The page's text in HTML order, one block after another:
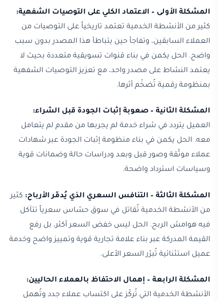
المشكلة الأولى – الاعتماد الكلي على التوصيات الشفهية:
كثير من الأنشطة الخدمية تعتمد تاريخياً على التوصيات من
العملاء السابقين، وتفاجأ حين يتباطأ هذا المصدر بدون سبب
واضح. الحل يكمن في بناء قنوات تسويقية متعددة بحيث لا
يعتمد النشاط على مصدر واحد، مع تعزيز التوصيات الشفهية
بمنظومة رقمية تُضخّم أثرها.
المشكلة الثانية – صعوبة إثبات الجودة قبل الشراء:
العميل يتردد في شراء خدمة لم يجربها من مقدم لم يتعامل
معه. الحل يكمن في بناء منظومة إثبات الجودة عبر شهادات
عملاء موثّقة وصور قبل وبعد ودراسات حالة وضمانات قوية
وسياسات استرداد واضحة.
المشكلة الثالثة – التنافس السعري الذي يُدمّر الأرباح: كثير
من الأنشطة الخدمية تُقاتل في سوق حسّاس سعرياً تتآكل
فيه هوامش الربح. الحل ليس خفض السعر أكثر، بل رفع
القيمة المدركة عبر بناء علامة تجارية قوية وتمييز واضح وخدمة
عميل استثنائية تُبرّر السعر الأعلى.
المشكلة الرابعة – إهمال الاحتفاظ بالعملاء الحاليين:
الأنشطة الخدمية التي تُركّز على اكتساب عملاء جدد وتُهمل